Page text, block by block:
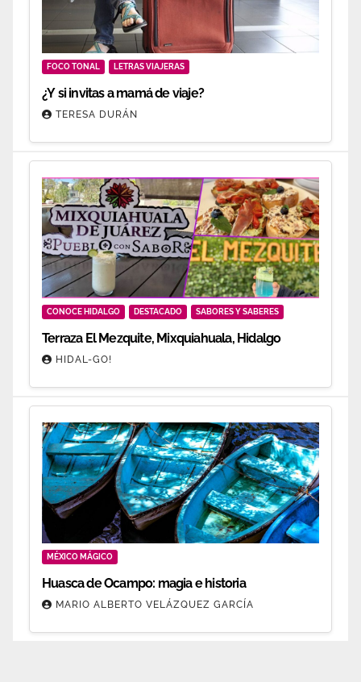
FOCO TONAL LETRAS VIAJERAS
¿Y si invitas a mamá de viaje?
TERESA DURÁN
CONOCE HIDALGO DESTACADO SABORES Y SABERES
Terraza El Mezquite, Mixquiahuala, Hidalgo
HIDAL-GO!
MÉXICO MÁGICO
Huasca de Ocampo: magia e historia
MARIO ALBERTO VELÁZQUEZ GARCÍA